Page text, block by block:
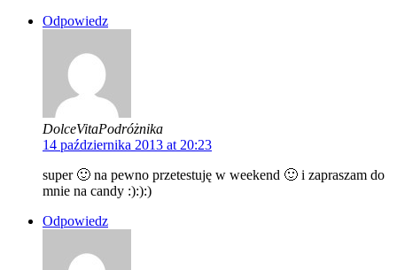
Odpowiedz
DolceVitaPodróżnika
14 października 2013 at 20:23
super 🙂 na pewno przetestuję w weekend 🙂 i zapraszam do
mnie na candy :):):)
Odpowiedz